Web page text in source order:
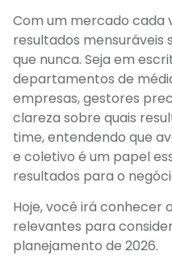
Com um mercado cada
resultados mensuráveis
que nunca. Seja em
departamentos de
empresas, gestores
clareza sobre quais
time, entendendo que
e coletivo é um papel
resultados para o
Hoje, você irá conhecer
relevantes para
planejamento de 2026.